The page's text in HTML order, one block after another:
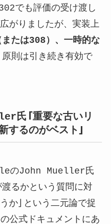
でも評価の受け渡し
がりましたが、実装上
たは308）、一時的な
則は引き続き有効で
氏「重要な古いリ
するのがベスト」
のJohn Mueller氏
るかという質問に対
か」という二元論で捉
公式ドキュメントにあ